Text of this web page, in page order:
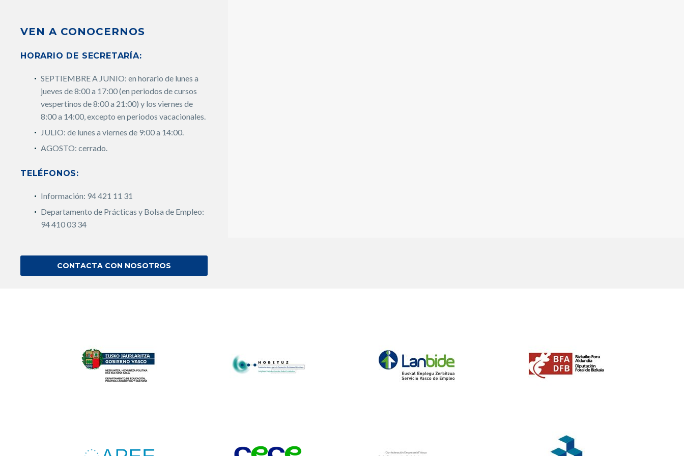
VEN A CONOCERNOS
HORARIO DE SECRETARÍA:
SEPTIEMBRE A JUNIO: en horario de lunes a
jueves de 8:00 a 17:00 (en periodos de cursos
vespertinos de 8:00 a 21:00) y los viernes de
8:00 a 14:00, excepto en periodos vacacionales.
JULIO: de lunes a viernes de 9:00 a 14:00.
AGOSTO: cerrado.
TELÉFONOS:
Información: 94 421 11 31
Departamento de Prácticas y Bolsa de Empleo:
94 410 03 34
CONTACTA CON NOSOTROS